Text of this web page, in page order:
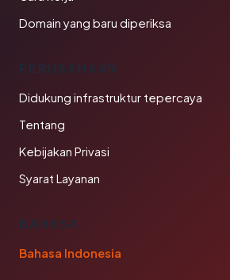
Domain yang baru diperiksa
PERUSAHAAN
Didukung infrastruktur tepercaya
Tentang
Kebijakan Privasi
Syarat Layanan
BAHASA
Bahasa Indonesia